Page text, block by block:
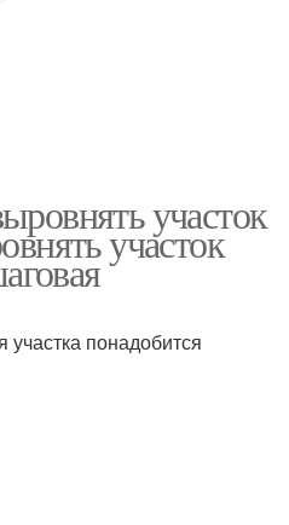
участок
участок
понадобится